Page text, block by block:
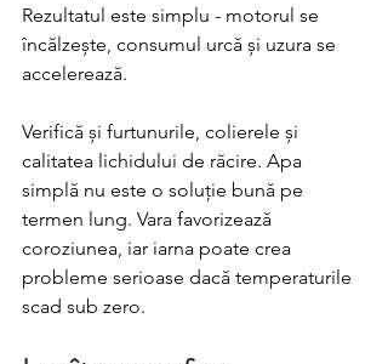
Rezultatul este simplu - motorul se
încălzește, consumul urcă și uzura se
accelerează.
Verifică și furtunurile, colierele și
calitatea lichidului de răcire. Apa
simplă nu este o soluție bună pe
termen lung. Vara favorizează
coroziunea, iar iarna poate crea
probleme serioase dacă temperaturile
scad sub zero.